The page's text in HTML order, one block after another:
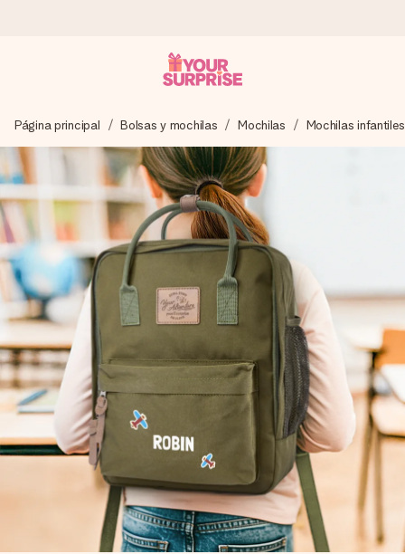
Preparamos tu regalo con cuidado y lo enviamos al vuelo,
para que lo entregues en el momento perfecto, cuando más
importa.
4,5 (basado en +15.000 opiniones)
Nuestros regalos inspiran. Los clientes nos dan un 4,5 en
Google Reviews.
Tarjeta de felicitación gratuita
Crea algo único en pocos pasos – con su nombre, tu foto o
un mensaje que llegue al corazón. Sin complicaciones, solo
todo el amor para el momento.
Página principal Bolsas y mochilas Mochilas Mochilas